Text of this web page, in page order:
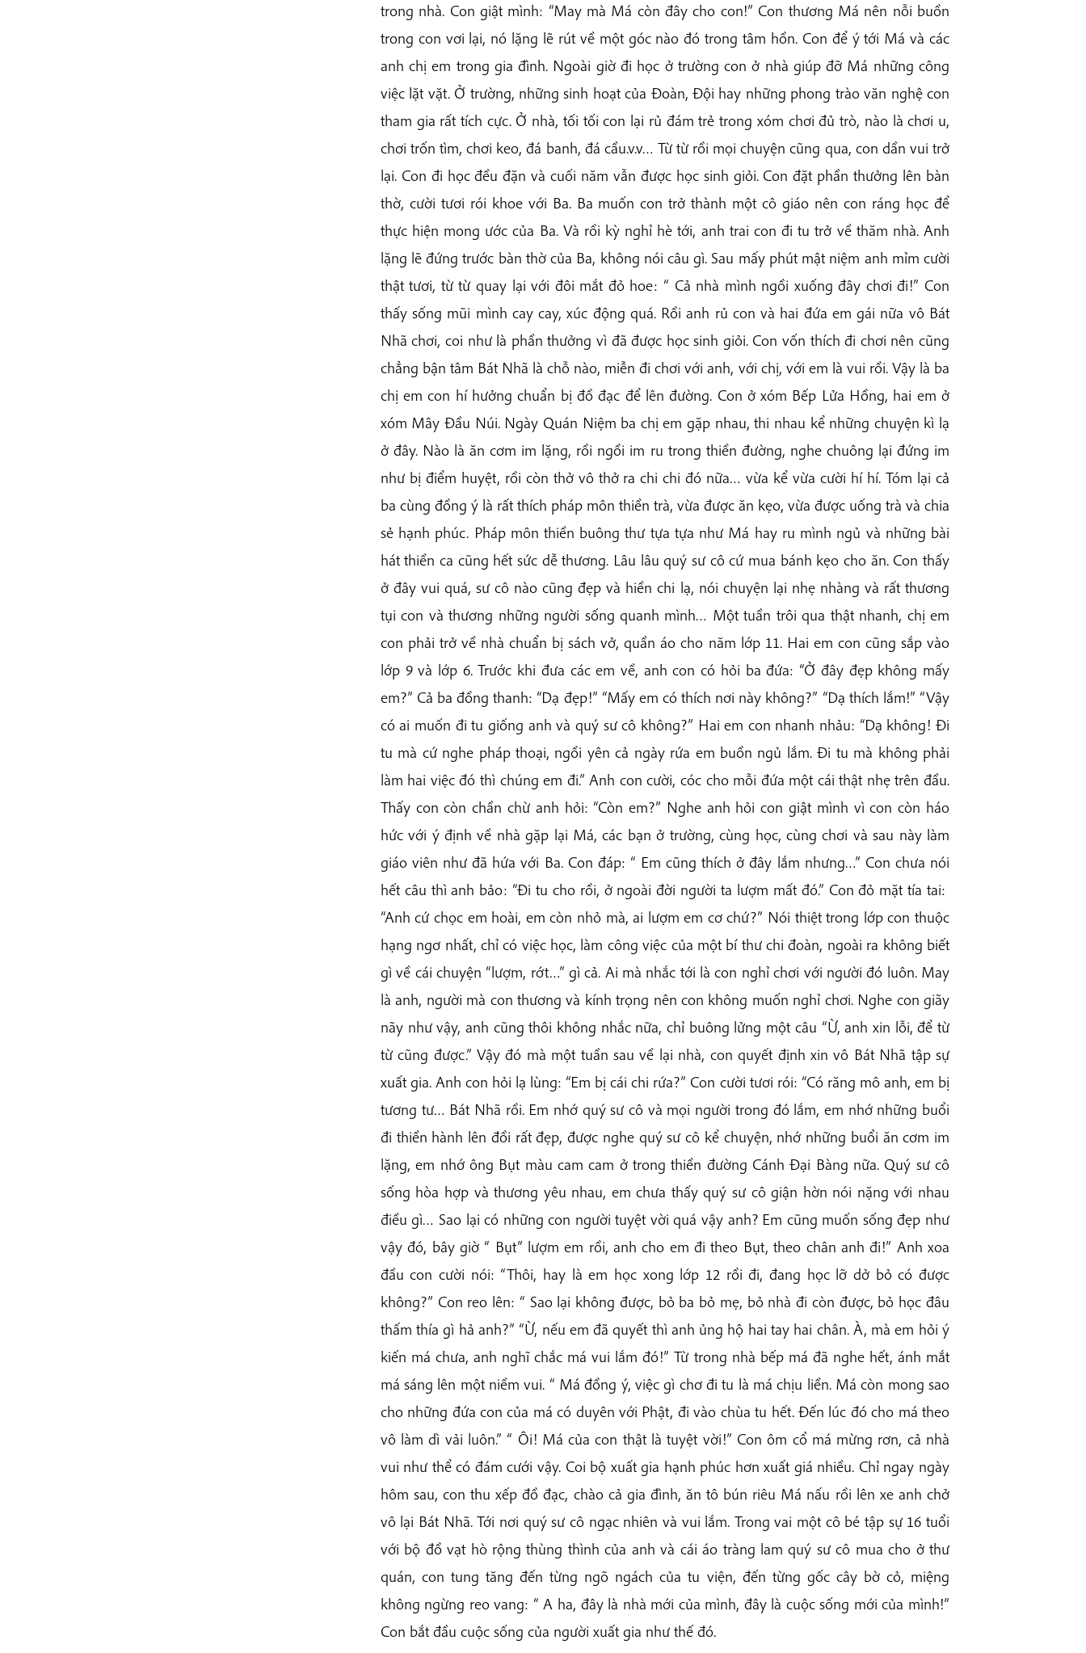
trong nhà. Con giật mình: “May mà Má còn đây cho con!” Con thương Má nên nỗi buồn
trong con vơi lại, nó lặng lẽ rút về một góc nào đó trong tâm hồn. Con để ý tới Má và các
anh chị em trong gia đình. Ngoài giờ đi học ở trường con ở nhà giúp đỡ Má những công
việc lặt vặt. Ở trường, những sinh hoạt của Đoàn, Đội hay những phong trào văn nghệ con
tham gia rất tích cực. Ở nhà, tối tối con lại rủ đám trẻ trong xóm chơi đủ trò, nào là chơi u,
chơi trốn tìm, chơi keo, đá banh, đá cầu.v.v… Từ từ rồi mọi chuyện cũng qua, con dần vui trở
lại. Con đi học đều đặn và cuối năm vẫn được học sinh giỏi. Con đặt phần thưởng lên bàn
thờ, cười tươi rói khoe với Ba. Ba muốn con trở thành một cô giáo nên con ráng học để
thực hiện mong ước của Ba. Và rồi kỳ nghỉ hè tới, anh trai con đi tu trở về thăm nhà. Anh
lặng lẽ đứng trước bàn thờ của Ba, không nói câu gì. Sau mấy phút mật niệm anh mỉm cười
thật tươi, từ từ quay lại với đôi mắt đỏ hoe: “ Cả nhà mình ngồi xuống đây chơi đi!” Con
thấy sống mũi mình cay cay, xúc động quá. Rồi anh rủ con và hai đứa em gái nữa vô Bát
Nhã chơi, coi như là phần thưởng vì đã được học sinh giỏi. Con vốn thích đi chơi nên cũng
chẳng bận tâm Bát Nhã là chỗ nào, miễn đi chơi với anh, với chị, với em là vui rồi. Vậy là ba
chị em con hí hưởng chuẩn bị đồ đạc để lên đường. Con ở xóm Bếp Lửa Hồng, hai em ở
xóm Mây Đầu Núi. Ngày Quán Niệm ba chị em gặp nhau, thi nhau kể những chuyện kì lạ
ở đây. Nào là ăn cơm im lặng, rồi ngồi im ru trong thiền đường, nghe chuông lại đứng im
như bị điểm huyệt, rồi còn thở vô thở ra chi chi đó nữa… vừa kể vừa cười hí hí. Tóm lại cả
ba cùng đồng ý là rất thích pháp môn thiền trà, vừa được ăn kẹo, vừa được uống trà và chia
sẻ hạnh phúc. Pháp môn thiền buông thư tựa tựa như Má hay ru mình ngủ và những bài
hát thiền ca cũng hết sức dễ thương. Lâu lâu quý sư cô cứ mua bánh kẹo cho ăn. Con thấy
ở đây vui quá, sư cô nào cũng đẹp và hiền chi lạ, nói chuyện lại nhẹ nhàng và rất thương
tụi con và thương những người sống quanh mình… Một tuần trôi qua thật nhanh, chị em
con phải trở về nhà chuẩn bị sách vở, quần áo cho năm lớp 11. Hai em con cũng sắp vào
lớp 9 và lớp 6. Trước khi đưa các em về, anh con có hỏi ba đứa: “Ở đây đẹp không mấy
em?” Cả ba đồng thanh: “Dạ đẹp!” “Mấy em có thích nơi này không?” “Dạ thích lắm!” “Vậy
có ai muốn đi tu giống anh và quý sư cô không?” Hai em con nhanh nhảu: “Dạ không! Đi
tu mà cứ nghe pháp thoại, ngồi yên cả ngày rứa em buồn ngủ lắm. Đi tu mà không phải
làm hai việc đó thì chúng em đi.” Anh con cười, cóc cho mỗi đứa một cái thật nhẹ trên đầu.
Thấy con còn chần chừ anh hỏi: “Còn em?” Nghe anh hỏi con giật mình vì con còn háo
hức với ý định về nhà gặp lại Má, các bạn ở trường, cùng học, cùng chơi và sau này làm
giáo viên như đã hứa với Ba. Con đáp: “ Em cũng thích ở đây lắm nhưng…” Con chưa nói
hết câu thì anh bảo: “Đi tu cho rồi, ở ngoài đời người ta lượm mất đó.” Con đỏ mặt tía tai:
“Anh cứ chọc em hoài, em còn nhỏ mà, ai lượm em cơ chứ?” Nói thiệt trong lớp con thuộc
hạng ngơ nhất, chỉ có việc học, làm công việc của một bí thư chi đoàn, ngoài ra không biết
gì về cái chuyện “lượm, rớt…” gì cả. Ai mà nhắc tới là con nghỉ chơi với người đó luôn. May
là anh, người mà con thương và kính trọng nên con không muốn nghỉ chơi. Nghe con giãy
nãy như vậy, anh cũng thôi không nhắc nữa, chỉ buông lửng một câu “Ừ, anh xin lỗi, để từ
từ cũng được.” Vậy đó mà một tuần sau về lại nhà, con quyết định xin vô Bát Nhã tập sự
xuất gia. Anh con hỏi lạ lùng: “Em bị cái chi rứa?” Con cười tươi rói: “Có răng mô anh, em bị
tương tư… Bát Nhã rồi. Em nhớ quý sư cô và mọi người trong đó lắm, em nhớ những buổi
đi thiền hành lên đồi rất đẹp, được nghe quý sư cô kể chuyện, nhớ những buổi ăn cơm im
lặng, em nhớ ông Bụt màu cam cam ở trong thiền đường Cánh Đại Bàng nữa. Quý sư cô
sống hòa hợp và thương yêu nhau, em chưa thấy quý sư cô giận hờn nói nặng với nhau
điều gì… Sao lại có những con người tuyệt vời quá vậy anh? Em cũng muốn sống đẹp như
vậy đó, bây giờ “ Bụt” lượm em rồi, anh cho em đi theo Bụt, theo chân anh đi!” Anh xoa
đầu con cười nói: “Thôi, hay là em học xong lớp 12 rồi đi, đang học lỡ dở bỏ có được
không?” Con reo lên: “ Sao lại không được, bỏ ba bỏ mẹ, bỏ nhà đi còn được, bỏ học đâu
thấm thía gì hả anh?” “Ừ, nếu em đã quyết thì anh ủng hộ hai tay hai chân. À, mà em hỏi ý
kiến má chưa, anh nghĩ chắc má vui lắm đó!” Từ trong nhà bếp má đã nghe hết, ánh mắt
má sáng lên một niềm vui. “ Má đồng ý, việc gì chơ đi tu là má chịu liền. Má còn mong sao
cho những đứa con của má có duyên với Phật, đi vào chùa tu hết. Đến lúc đó cho má theo
vô làm dì vải luôn.” “ Ôi! Má của con thật là tuyệt vời!” Con ôm cổ má mừng rơn, cả nhà
vui như thể có đám cưới vậy. Coi bộ xuất gia hạnh phúc hơn xuất giá nhiều. Chỉ ngay ngày
hôm sau, con thu xếp đồ đạc, chào cả gia đình, ăn tô bún riêu Má nấu rồi lên xe anh chở
vô lại Bát Nhã. Tới nơi quý sư cô ngạc nhiên và vui lắm. Trong vai một cô bé tập sự 16 tuổi
với bộ đồ vạt hò rộng thùng thình của anh và cái áo tràng lam quý sư cô mua cho ở thư
quán, con tung tăng đến từng ngõ ngách của tu viện, đến từng gốc cây bờ cỏ, miệng
không ngừng reo vang: “ A ha, đây là nhà mới của mình, đây là cuộc sống mới của mình!”
Con bắt đầu cuộc sống của người xuất gia như thế đó.